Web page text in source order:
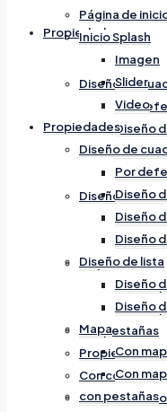
Propiedades
Diseño de
Por
Diseño
Diseño
Diseño
Diseño de lista
Diseño
Diseño
Mapa
Con
Con
con pestañas
Propiedades
Con
Con
Página de
Inicio Splash
Imagen
Slider
Video
Propiedades
Diseño de
Por
Diseño
Diseño
Diseño
Diseño de lista
Diseño
Diseño
Mapa
Con
Con
con pestañas